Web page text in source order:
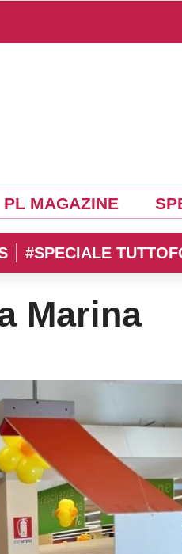
PL MAGAZINE
#SPECIALE
Marina